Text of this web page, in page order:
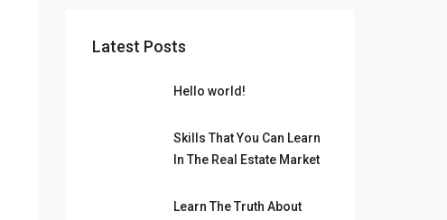
Latest Posts
Hello world!
Skills That You Can Learn
In The Real Estate Market
Learn The Truth About